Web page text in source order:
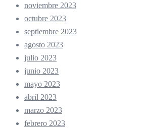
noviembre 2023
octubre 2023
septiembre 2023
agosto 2023
julio 2023
junio 2023
mayo 2023
abril 2023
marzo 2023
febrero 2023